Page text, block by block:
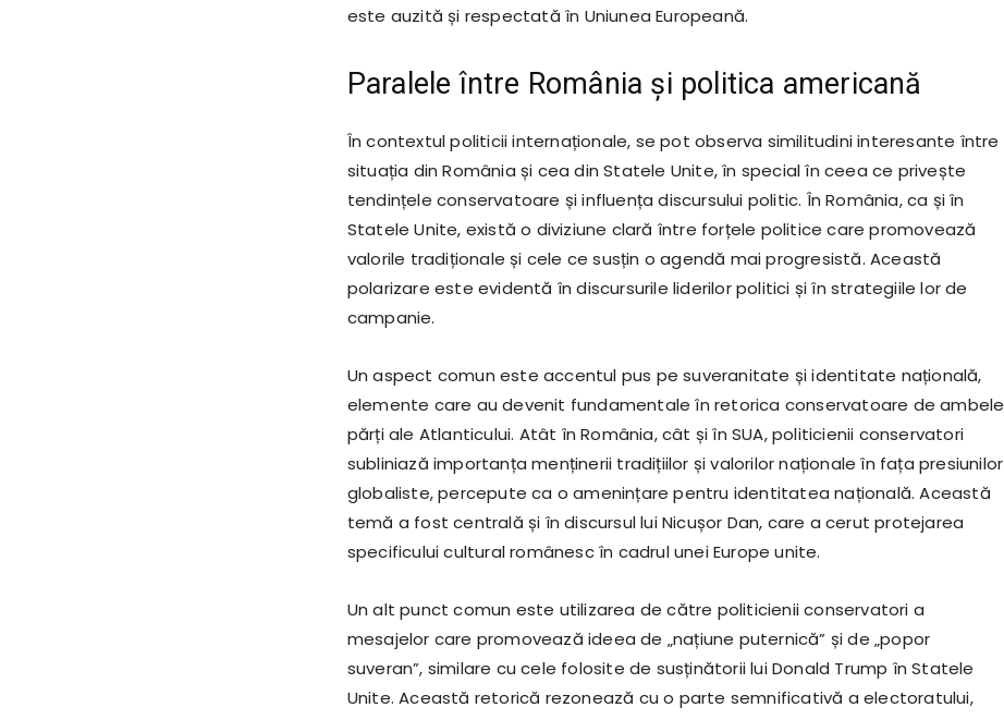
este auzită și respectată în Uniunea Europeană.
Paralele între România și politica americană
În contextul politicii internaționale, se pot observa similitudini interesante între
situația din România și cea din Statele Unite, în special în ceea ce privește
tendințele conservatoare și influența discursului politic. În România, ca și în
Statele Unite, există o diviziune clară între forțele politice care promovează
valorile tradiționale și cele ce susțin o agendă mai progresistă. Această
polarizare este evidentă în discursurile liderilor politici și în strategiile lor de
campanie.
Un aspect comun este accentul pus pe suveranitate și identitate națională,
elemente care au devenit fundamentale în retorica conservatoare de ambele
părți ale Atlanticului. Atât în România, cât și în SUA, politicienii conservatori
subliniază importanța menținerii tradițiilor și valorilor naționale în fața presiunilor
globaliste, percepute ca o amenințare pentru identitatea națională. Această
temă a fost centrală și în discursul lui Nicușor Dan, care a cerut protejarea
specificului cultural românesc în cadrul unei Europe unite.
Un alt punct comun este utilizarea de către politicienii conservatori a
mesajelor care promovează ideea de „națiune puternică” și de „popor
suveran”, similare cu cele folosite de susținătorii lui Donald Trump în Statele
Unite. Această retorică rezonează cu o parte semnificativă a electoratului,